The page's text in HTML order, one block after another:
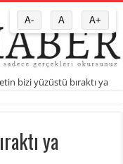
bizi yüzüstü bıraktı ya
ya
A- A A+